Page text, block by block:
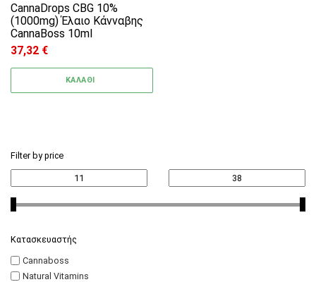
CannaDrops CBG 10%
(1000mg) Έλαιο Κάνναβης
CannaBoss 10ml
37,32 €
ΚΑΛΑΘΙ
Filter by price
Κατασκευαστής
Cannaboss
Natural Vitamins